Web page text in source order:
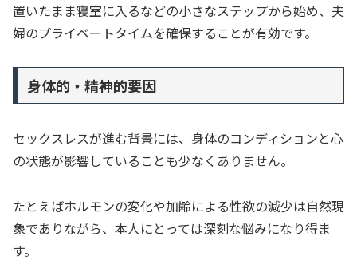
置いたまま寝室に入るなどの小さなステップから始め、夫
婦のプライベートタイムを確保することが有効です。
身体的・精神的要因
セックスレスが進む背景には、身体のコンディションと心
の状態が影響していることも少なくありません。
たとえばホルモンの変化や加齢による性欲の減少は自然現
象でありながら、本人にとっては深刻な悩みになり得ま
す。